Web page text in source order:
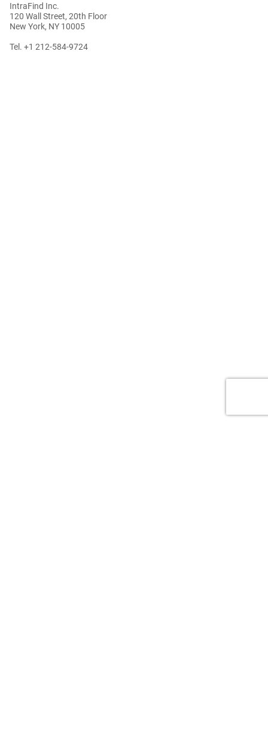
IntraFind Inc.
120 Wall Street, 20th Floor
New York, NY 10005
Tel. +1 212-584-9724